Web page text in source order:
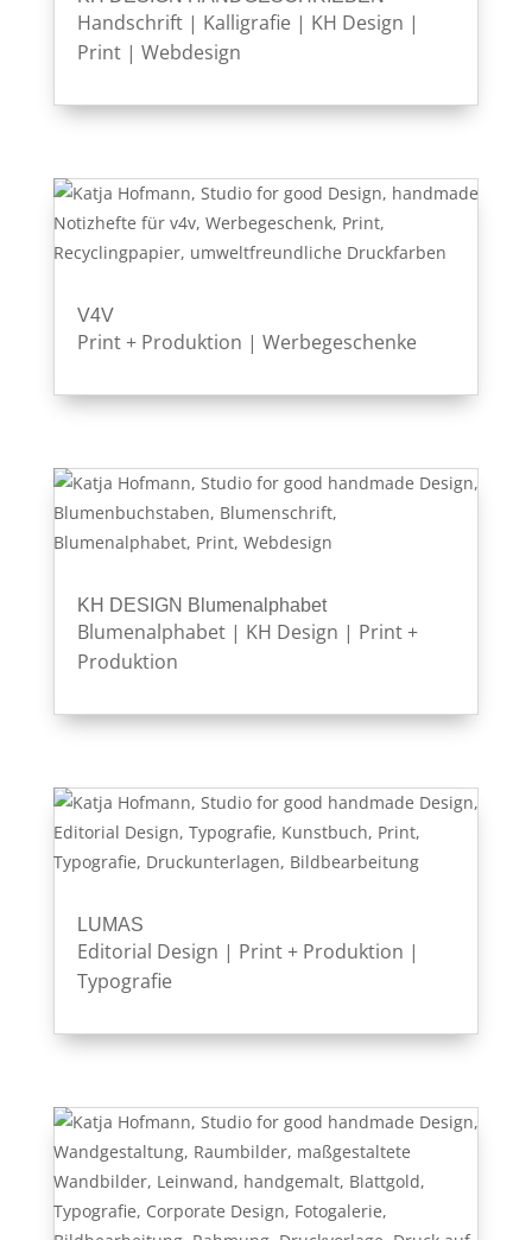
Handschrift| Kalligrafie| KH Design |
Print| Webdesign
V4V
Print + Produktion | Werbegeschenke
KH DESIGN Blumenalphabet
Blumenalphabet| KH Design | Print +
Produktion
LUMAS
Editorial Design | Print + Produktion |
Typografie